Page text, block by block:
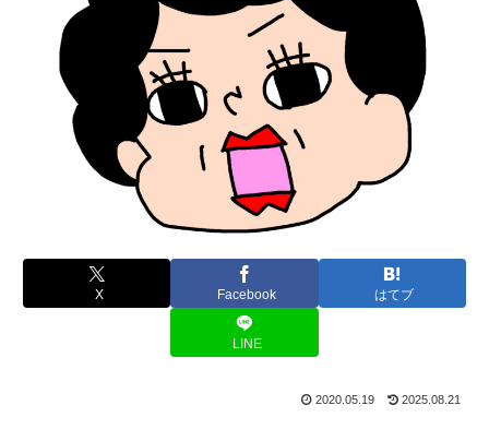
X Facebook はてブ
LINE
2020.05.19 2025.08.21